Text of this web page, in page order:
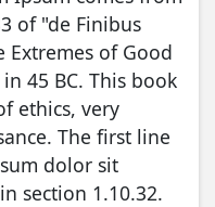
of "de Finibus
Extremes of Good
45 BC. This book
ethics, very
The first line
dolor sit
section 1.10.32.